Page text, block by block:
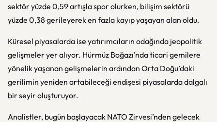
sektör yüzde 0,59 artışla spor olurken, bilişim sektörü
yüzde 0,38 gerileyerek en fazla kayıp yaşayan alan oldu.
Küresel piyasalarda ise yatırımcıların odağında jeopolitik
gelişmeler yer alıyor. Hürmüz Boğazı’nda ticari gemilere
yönelik yaşanan gelişmelerin ardından Orta Doğu’daki
gerilimin yeniden artabileceği endişesi piyasalarda dalgalı
bir seyir oluşturuyor.
Analistler, bugün başlayacak NATO Zirvesi’nden gelecek